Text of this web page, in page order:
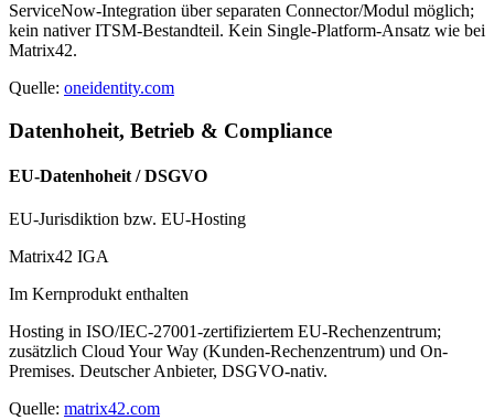
ServiceNow-Integration über separaten Connector/Modul möglich;
kein nativer ITSM-Bestandteil. Kein Single-Platform-Ansatz wie bei
Matrix42.
Quelle: oneidentity.com
Datenhoheit, Betrieb & Compliance
EU-Datenhoheit / DSGVO
EU-Jurisdiktion bzw. EU-Hosting
Matrix42 IGA
Im Kernprodukt enthalten
Hosting in ISO/IEC-27001-zertifiziertem EU-Rechenzentrum;
zusätzlich Cloud Your Way (Kunden-Rechenzentrum) und On-
Premises. Deutscher Anbieter, DSGVO-nativ.
Quelle: matrix42.com